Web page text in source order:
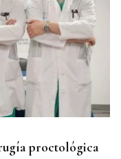
proctológica